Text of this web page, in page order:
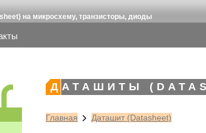
на микросхему, транзисторы, диоды
ДАТАШИТЫ
Главная Даташит (Datasheet)